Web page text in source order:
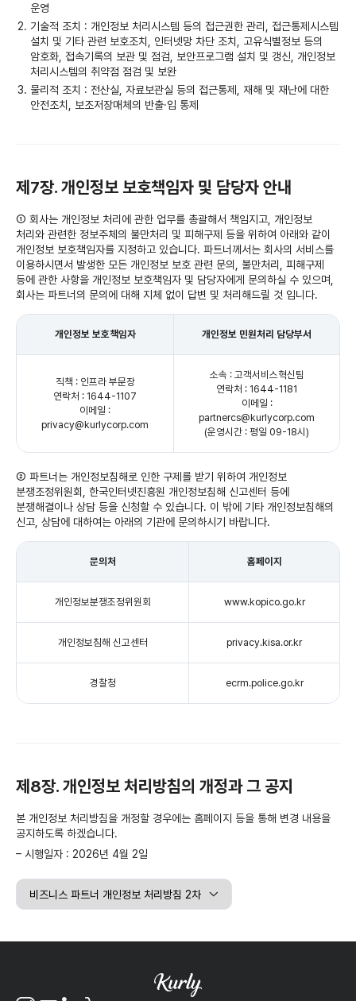
운영
기술적 조치 : 개인정보 처리시스템 등의 접근권한 관리, 접근통제시스템
설치 및 기타 관련 보호조치, 인터넷망 차단 조치, 고유식별정보 등의
암호화, 접속기록의 보관 및 점검, 보안프로그램 설치 및 갱신, 개인정보
처리시스템의 취약점 점검 및 보완
물리적 조치 : 전산실, 자료보관실 등의 접근통제, 재해 및 재난에 대한
안전조치, 보조저장매체의 반출·입 통제
제7장. 개인정보 보호책임자 및 담당자 안내
① 회사는 개인정보 처리에 관한 업무를 총괄해서 책임지고, 개인정보
처리와 관련한 정보주체의 불만처리 및 피해구제 등을 위하여 아래와 같이
개인정보 보호책임자를 지정하고 있습니다. 파트너께서는 회사의 서비스를
이용하시면서 발생한 모든 개인정보 보호 관련 문의, 불만처리, 피해구제
등에 관한 사항을 개인정보 보호책임자 및 담당자에게 문의하실 수 있으며,
회사는 파트너의 문의에 대해 지체 없이 답변 및 처리해드릴 것 입니다.
개인정보 보호책임자 개인정보 민원처리 담당부서
직책 : 인프라 부문장
연락처 : 1644-1107
이메일 :
privacy@kurlycorp.com
소속 : 고객서비스혁신팀
연락처 : 1644-1181
이메일 :
partnercs@kurlycorp.com
(운영시간 : 평일 09-18시)
② 파트너는 개인정보침해로 인한 구제를 받기 위하여 개인정보
분쟁조정위원회, 한국인터넷진흥원 개인정보침해 신고센터 등에
분쟁해결이나 상담 등을 신청할 수 있습니다. 이 밖에 기타 개인정보침해의
신고, 상담에 대하여는 아래의 기관에 문의하시기 바랍니다.
문의처 홈페이지
개인정보분쟁조정위원회 www.kopico.go.kr
개인정보침해 신고센터 privacy.kisa.or.kr
경찰청 ecrm.police.go.kr
제8장. 개인정보 처리방침의 개정과 그 공지
본 개인정보 처리방침을 개정할 경우에는 홈페이지 등을 통해 변경 내용을
공지하도록 하겠습니다.
– 시행일자 : 2026년 4월 2일